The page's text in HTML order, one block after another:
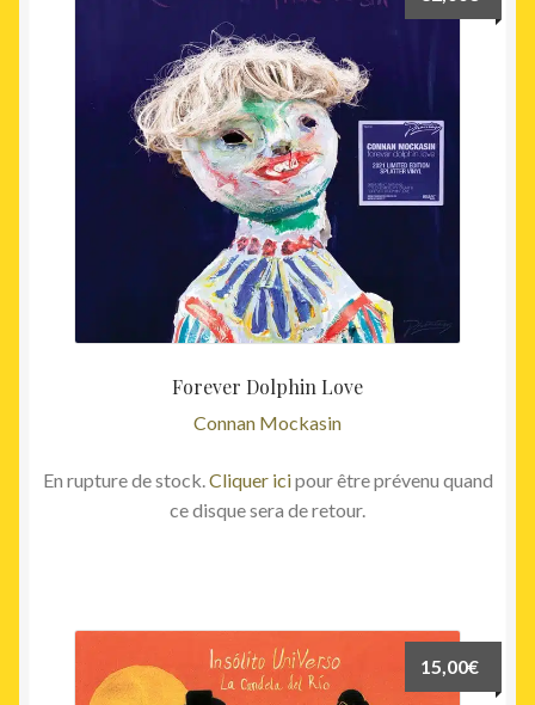
Forever Dolphin Love
Connan Mockasin
En rupture de stock.Cliquer icipour être prévenu quand
ce disque sera de retour.
15,00€